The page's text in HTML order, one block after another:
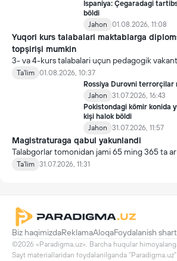
Ispaniya: Çegaradagi
böldi
Jahon
01.08.2026, 11:08
Yuqori kurs talabalari maktablarga
topşirişi mumkin
3- va 4-kurs talabalari uçun pedagogik
topşirish yanada soddalaştirildi.
Ta'lim 01.08.2026, 10:37
Rossiya Durovni
Jahon
31.07.2026, 16:43
Pokistondagi kömir konida
kişi halok böldi
Jahon
31.07.2026, 11:57
Magistraturaga qabul yakunlandi
Talabgorlar tomonidan jami 65 ming 365 ta
Ta'lim 31.07.2026, 11:31
Biz haqimizdaReklamaAloqaFoydalanish
©2026 «Paradigma.uz». Barcha huqular
Sayt materiallaridan foydalanilganda